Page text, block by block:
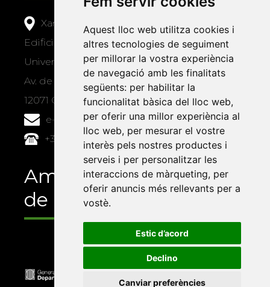
Aquest lloc web utilitza cookies i
altres tecnologies de seguiment
per millorar la vostra experiència
de navegació amb les finalitats
següents: per habilitar la
funcionalitat bàsica del lloc web,
per oferir una millor experiència al
lloc web, per mesurar el vostre
interès pels nostres productes i
serveis i per personalitzar les
interaccions de màrqueting, per
oferir anuncis més rellevants per a
vostè.
Estic d’acord
Declino
Canviar preferències
Xarxa Vives d'Universitats
Edifici Àgora
Universitat Jaume I, local 10
Av. de Vicent Sos Baynat, s/n
12071 Castelló de la Plana
e-buc@vives.org
+34 964 72 89 93
Amb el suport
de